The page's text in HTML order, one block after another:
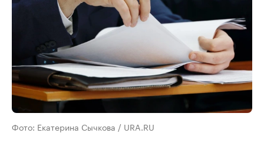
Фото: Екатерина Сычкова / URA.RU